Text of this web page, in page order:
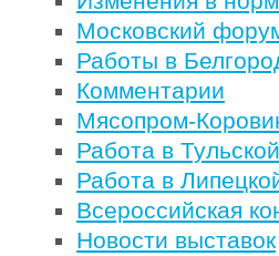
Московский
Работы в
Комментарии
Мясопром-
Работа в
Работа в
Всероссийская
Новости выставок